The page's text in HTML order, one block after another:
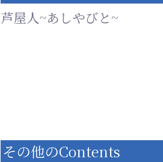
芦屋人~あしやびと~
その他のContents